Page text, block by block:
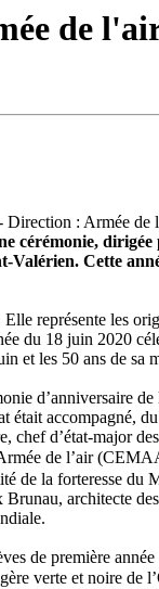
de
Direction : Armée de
cérémonie,
Cette
représente les
du 18 juin 2020
et les 50 ans de sa
d’anniversaire
était accompagné,
chef d’état-major
de l’air
de la forteresse
architecte
de première
verte et noire de